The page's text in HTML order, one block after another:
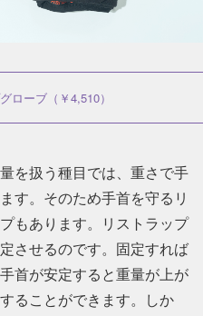
ローブ（￥4,510）
を扱う種目では、重さで手
す。そのため手首を守るリ
もあります。リストラップ
させるのです。固定すれば
首が安定すると重量が上が
ることができます。しか